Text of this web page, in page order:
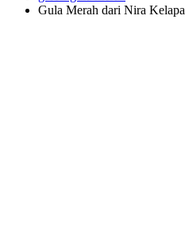
Gula Merah dari Nira Kelapa